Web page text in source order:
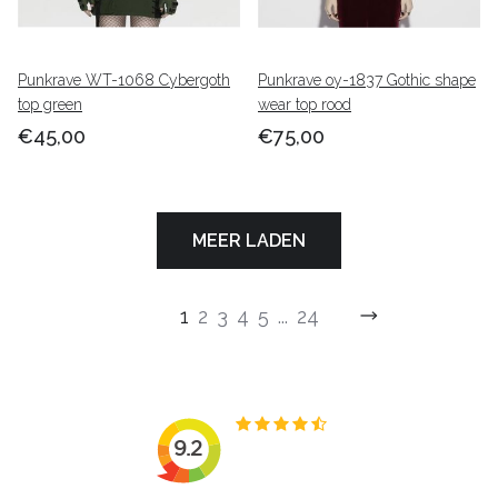
Punkrave WT-1068 Cybergoth
top green
€45,00
Punkrave oy-1837 Gothic shape
wear top rood
€75,00
MEER LADEN
1 2 3 4 5 ... 24